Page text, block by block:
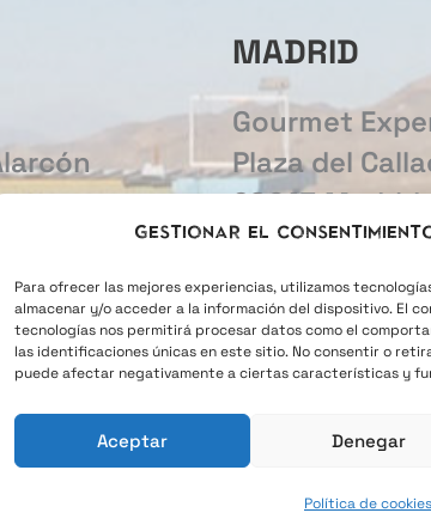
Gestionar el
Para ofrecer las mejores experiencias, utilizamos
almacenar y/o acceder a la información del dispositivo. El
tecnologías nos permitirá procesar datos como el
las identificaciones únicas en este sitio. No consentir o
puede afectar negativamente a ciertas características y
Aceptar Denegar
Política de cookies
MADRID
Gourmet
Plaza del
28013 Madrid
915 22 26 30
Mexicana
- Flaticon